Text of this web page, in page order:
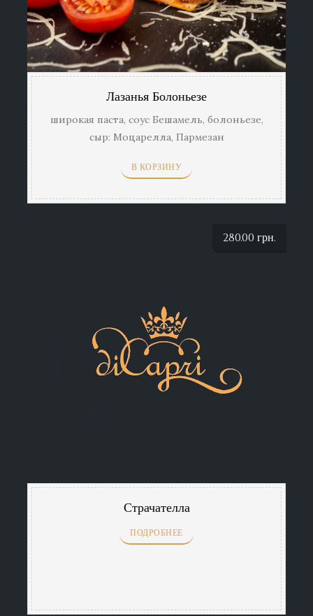
Лазанья Болоньезе
широкая паста, соус Бешамель, болоньезе,
сыр: Моцарелла, Пармезан
В КОРЗИНУ
280.00 грн.
Страчателла
ПОДРОБНЕЕ